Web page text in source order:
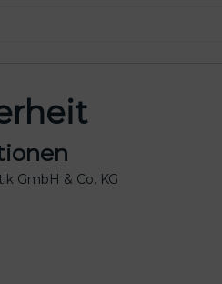
GmbH & Co. KG